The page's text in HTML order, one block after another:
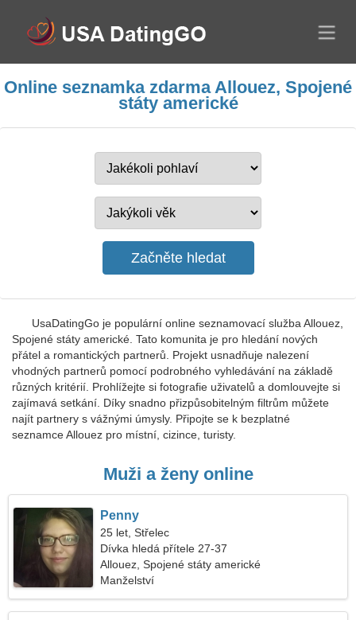
Online seznamka zdarma Allouez, Spojené
státy americké
UsaDatingGo je populární online seznamovací služba Allouez,
Spojené státy americké. Tato komunita je pro hledání nových
přátel a romantických partnerů. Projekt usnadňuje nalezení
vhodných partnerů pomocí podrobného vyhledávání na základě
různých kritérií. Prohlížejte si fotografie uživatelů a domlouvejte si
zajímavá setkání. Díky snadno přizpůsobitelným filtrům můžete
najít partnery s vážnými úmysly. Připojte se k bezplatné
seznamce Allouez pro místní, cizince, turisty.
Muži a ženy online
Penny
25 let, Střelec
Dívka hledá přítele 27-37
Allouez, Spojené státy americké
Manželství